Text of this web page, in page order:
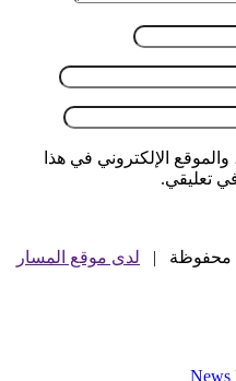
الإلكتروني في هذا
تعليقي.
لدى موقع المسار
News